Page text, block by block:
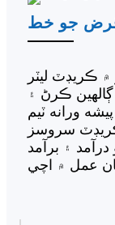
جو خط
ڪريڊٽ ليٽر
ڪرڻ ۽
ورانه ٽيم
سروسز
۽ برآمد